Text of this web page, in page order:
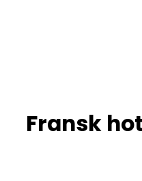
Fransk